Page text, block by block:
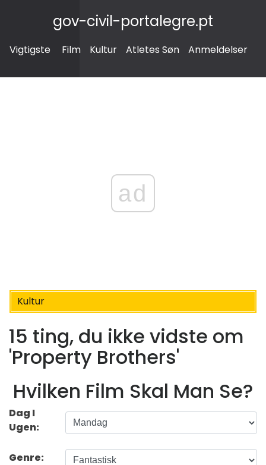
gov-civil-portalegre.pt
Vigtigste Film Kultur Atletes Søn Anmeldelser
ad
Kultur
15 ting, du ikke vidste om
'Property Brothers'
Hvilken Film Skal Man Se?
Dag I
Ugen:
Genre: